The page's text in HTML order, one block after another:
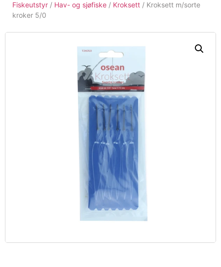
Fiskeutstyr / Hav- og sjøfiske / Kroksett / Kroksett m/sorte
kroker 5/0